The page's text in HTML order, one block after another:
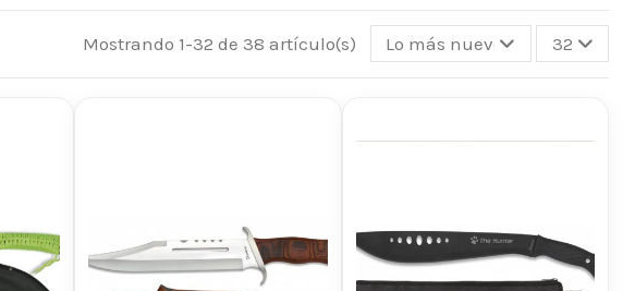
con materiales resistentes de alta calidad que garantizan su
adecuadas para tareas como cortar maleza, abrir caminos,
y más.
Mostrando 1-32 de 38 artículo(s) Lo más nuevo primero
32